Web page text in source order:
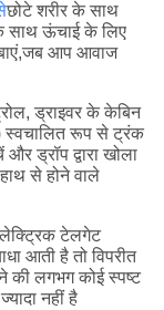
छोटे शरीर के साथ
साथ ऊंचाई के लिए
आप आवाज
ड्राइवर के केबिन
रूप से ट्रंक
ड्रॉप द्वारा खोला
से होने वाले
टेलगेट
आती है तो विपरीत
की लगभग कोई स्पष्ट
नहीं है